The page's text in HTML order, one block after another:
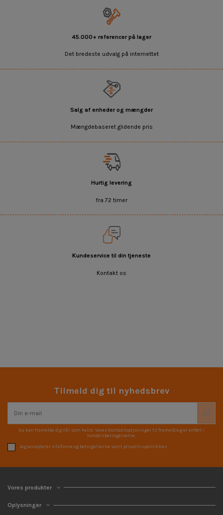
45.000+ referencer på lager
Det bredeste udvalg på internettet
Salg af enheder og mængder
Mængdebaseret glidende pris
Hurtig levering
fra 72 timer
Kundeservice til din tjeneste
Kontakt os
Tilmeld dig til nyhedsbrev
Du kan framelde dig når som helst. Vores kontaktoplysninger til framelding er anført i
handelsbetingelserne.
Jeg accepterer vilkårene og betingelserne samt privatlivspolitikken
Vores produkter
Oplysninger